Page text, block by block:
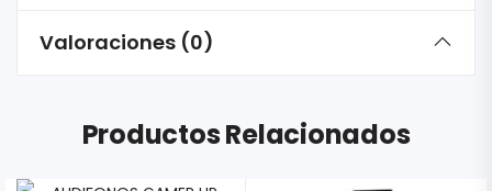
Valoraciones (0)
Productos Relacionados